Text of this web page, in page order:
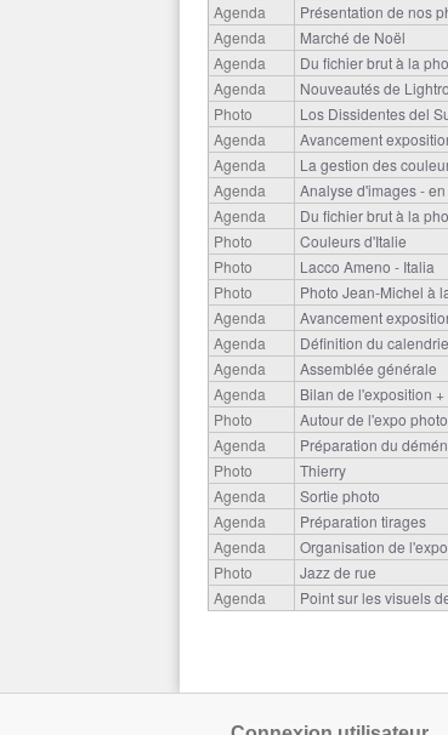
Agenda
Présentation de nos
Agenda
Marché de Noël
Agenda
Du fichier brut à la
Agenda
Nouveautés de
Photo
Los Dissidentes del
Agenda
Avancement
Agenda
La gestion des
Agenda
Analyse d'images -
Agenda
Du fichier brut à la
Photo
Couleurs d'Italie
Photo
Lacco Ameno - Italia
Photo
Photo Jean-Michel à
Agenda
Avancement
Agenda
Définition du
Agenda
Assemblée générale
Agenda
Bilan de l'exposition
Photo
Autour de l'expo
Agenda
Préparation du
Photo
Thierry
Agenda
Sortie photo
Agenda
Préparation tirages
Agenda
Organisation de
Photo
Jazz de rue
Agenda
Point sur les visuels